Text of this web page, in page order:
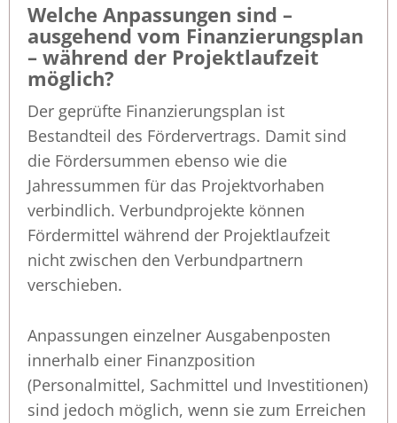
Welche Anpassungen sind –
ausgehend vom Finanzierungsplan
– während der Projektlaufzeit
möglich?
Der geprüfte Finanzierungsplan ist
Bestandteil des Fördervertrags. Damit sind
die Fördersummen ebenso wie die
Jahressummen für das Projektvorhaben
verbindlich. Verbundprojekte können
Fördermittel während der Projektlaufzeit
nicht zwischen den Verbundpartnern
verschieben.
Anpassungen einzelner Ausgabenposten
innerhalb einer Finanzposition
(Personalmittel, Sachmittel und Investitionen)
sind jedoch möglich, wenn sie zum Erreichen